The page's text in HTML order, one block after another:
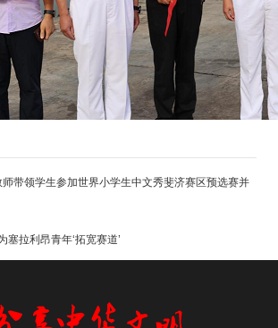
带领学生参加世界小学生中文秀斐济赛区预选赛并
塞拉利昂青年‘拓宽赛道’